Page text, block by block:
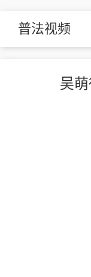
普法视频
吴